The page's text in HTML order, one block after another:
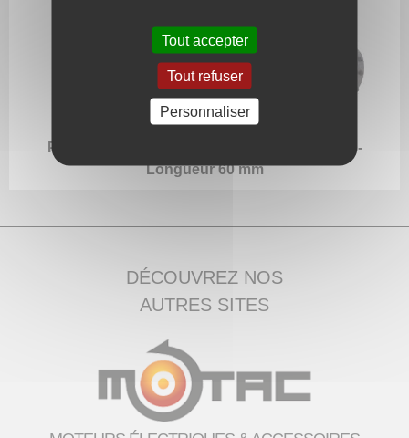
Passe-câble embout simple pour cable Ø 6,5 -
Longueur 60 mm
DÉCOUVREZ NOS
AUTRES SITES
Tout accepter
Tout refuser
Personnaliser